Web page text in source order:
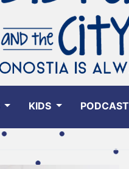
KIDS PODCAST